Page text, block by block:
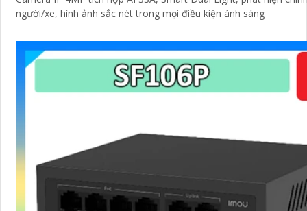
người/xe, hình ảnh sắc nét trong mọi điều kiện ánh sáng